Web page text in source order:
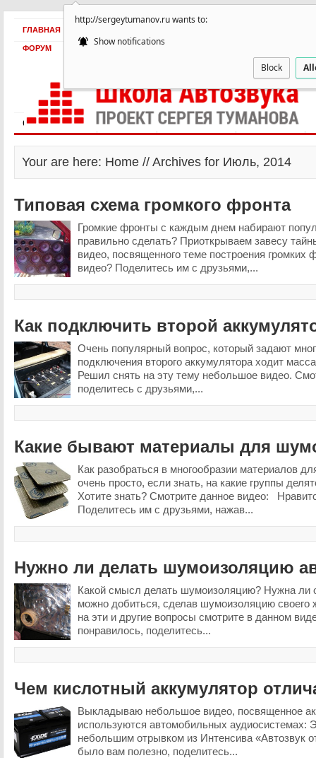
http://sergeytumanov.ru wants to:
Show notifications
Block
ГЛАВНАЯ
ФОРУМ
Статьи и видео Интервью Как оплатить? Заработать!
Your are here: Home // Archives for Июль, 2014
Типовая схема громкого фронта
Громкие фронты с каждым днем набирают
правильно сделать? Приоткрываем завесу
видео, посвященного теме построения громких
видео? Поделитесь им с друзьями,...
Как подключить второй
Очень популярный вопрос, который задают
подключения второго аккумулятора ходит
Решил снять на эту тему небольшое видео.
поделитесь с друзьями,...
Какие бывают материалы для
Как разобраться в многообразии материалов
очень просто, если знать, на какие группы
Хотите знать? Смотрите данное видео:
Поделитесь им с друзьями, нажав...
Нужно ли делать шумоизоляцию
Какой смысл делать шумоизоляцию? Нужна ли
можно добиться, сделав шумоизоляцию своего
на эти и другие вопросы смотрите в данном
понравилось, поделитесь...
Чем кислотный аккумулятор
Выкладываю небольшое видео, посвященное
используются автомобильных аудиосистемах:
небольшим отрывком из Интенсива «Автозвук
было вам полезно, поделитесь...